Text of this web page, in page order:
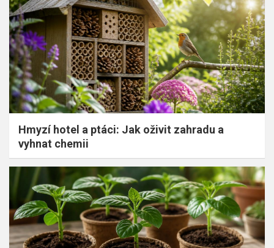
Hmyzí hotel a ptáci: Jak oživit zahradu a
vyhnat chemii